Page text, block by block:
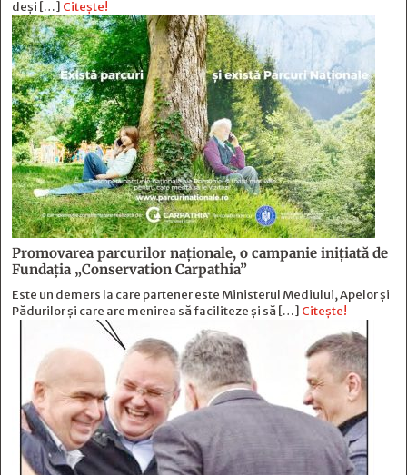
deși […] Citește!
Promovarea parcurilor naționale, o campanie inițiată de
Fundația „Conservation Carpathia”
Este un demers la care partener este Ministerul Mediului, Apelor și
Pădurilor și care are menirea să faciliteze și să […] Citește!